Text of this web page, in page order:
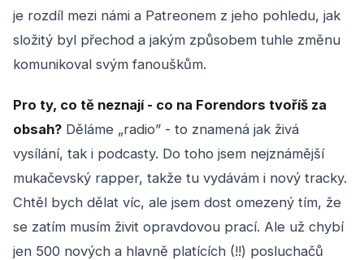
je rozdíl mezi námi a Patreonem z jeho pohledu, jak
složitý byl přechod a jakým způsobem tuhle změnu
komunikoval svým fanouškům.
Pro ty, co tě neznají - co na Forendors tvoříš za
obsah? Děláme „radio” - to znamená jak živá
vysílání, tak i podcasty. Do toho jsem nejznámější
mukačevský rapper, takže tu vydávám i nový tracky.
Chtěl bych dělat víc, ale jsem dost omezený tím, že
se zatím musím živit opravdovou prací. Ale už chybí
jen 500 nových a hlavně platících (!!) posluchačů